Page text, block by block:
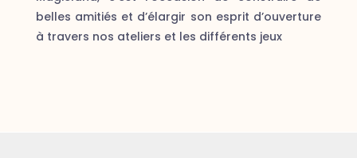
belles amitiés et d’élargir son esprit d’ouverture
à travers nos ateliers et les différents jeux